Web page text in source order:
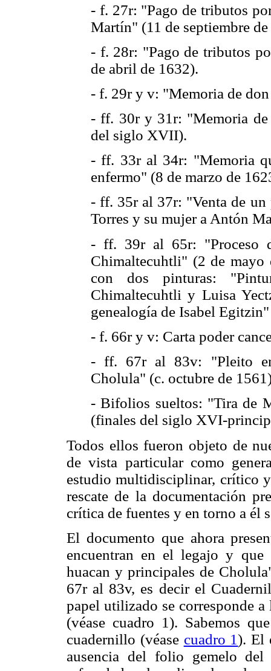
- f. 27r: "Pago de tributos
Martín" (11 de septiembre
- f. 28r: "Pago de tributos
de abril de 1632).
- f. 29r y v: "Memoria de
- ff. 30r y 31r: "Memoria
del siglo XVII).
- ff. 33r al 34r: "Memoria
enfermo" (8 de marzo de
- ff. 35r al 37r: "Venta de un
Torres y su mujer a Antón
- ff. 39r al 65r: "Proceso
Chimaltecuhtli" (2 de
con dos pinturas:
Chimaltecuhtli y Luisa
genealogía de Isabel
- f. 66r y v: Carta poder
- ff. 67r al 83v: "Pleito
Cholula" (c. octubre de
- Bifolios sueltos: "Tira de
(finales del siglo XVI-
Todos ellos fueron objeto de
de vista particular como
estudio multidisciplinar, crítico
rescate de la documentación
crítica de fuentes y en torno a él
El documento que ahora
encuentran en el legajo y que
huacan y principales de
67r al 83v, es decir el
papel utilizado se corresponde
(véase cuadro 1). Sabemos
cuadernillo (véase cuadro 1). El
ausencia del folio gemelo